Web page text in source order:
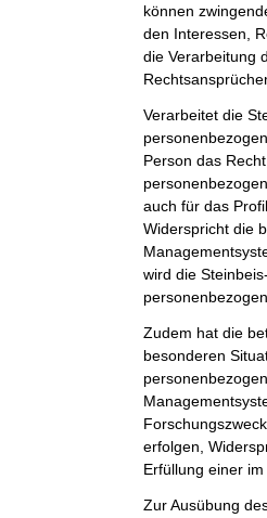
können
den Interessen,
die Verarbeitung
Verarbeitet die
Person das
auch für das
Widerspricht die
wird die
Zudem hat die
besonderen
erfolgen,
Erfüllung einer
Zur Ausübung